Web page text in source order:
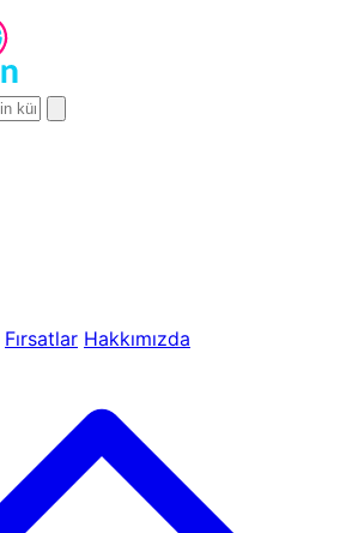
Fırsatlar Hakkımızda